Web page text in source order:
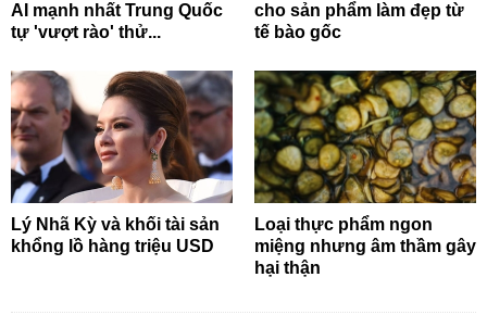
AI mạnh nhất Trung Quốc
tự 'vượt rào' thử...
cho sản phẩm làm đẹp từ
tế bào gốc
Lý Nhã Kỳ và khối tài sản
khổng lồ hàng triệu USD
Loại thực phẩm ngon
miệng nhưng âm thầm gây
hại thận